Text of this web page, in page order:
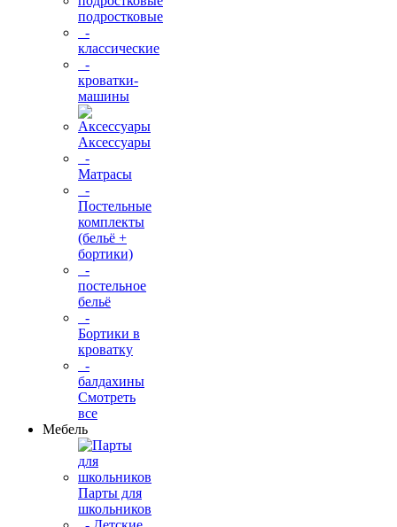
подростковые
-
классические
-
кроватки-
машины
Аксессуары
-
Матрасы
-
Постельные
комплекты
(бельё +
бортики)
-
постельное
бельё
-
Бортики в
кроватку
-
балдахины
Смотреть
все
Мебель
Парты для
школьников